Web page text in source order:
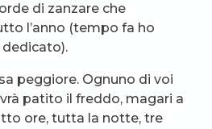
di zanzare che
l’anno (tempo fa ho
peggiore. Ognuno di voi
patito il freddo, magari a
ore, tutta la notte, tre